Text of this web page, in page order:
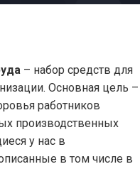
– набор средств для
Основная цель –
работников
производственных
у нас в
в том числе в